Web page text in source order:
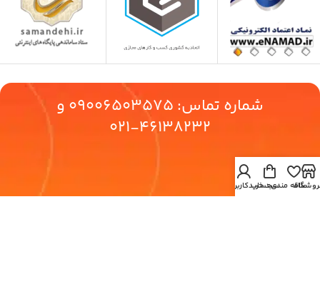
شماره تماس: 09006503575 و
46138232-021
علاقه مندیسبد خرید
حساب کاربری من